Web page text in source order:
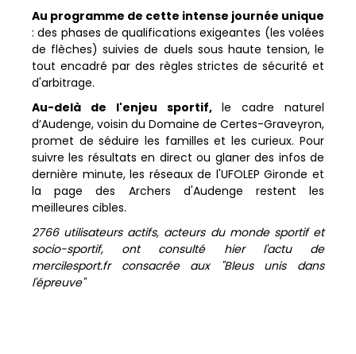
Au programme de cette intense journée unique
: des phases de qualifications exigeantes (les volées
de flèches) suivies de duels sous haute tension, le
tout encadré par des règles strictes de sécurité et
d'arbitrage.
​Au-delà de l'enjeu sportif,le cadre naturel
d’Audenge, voisin du Domaine de Certes-Graveyron,
promet de séduire les familles et les curieux. Pour
suivre les résultats en direct ou glaner des infos de
dernière minute, les réseaux de l'UFOLEP Gironde et
la page des Archers d'Audenge restent les
meilleures cibles.
2766 utilisateurs actifs, acteurs du monde sportif et
socio-sportif, ont consulté hier l'actu de
mercilesport.fr consacrée aux "Bleus unis dans
l'épreuve"